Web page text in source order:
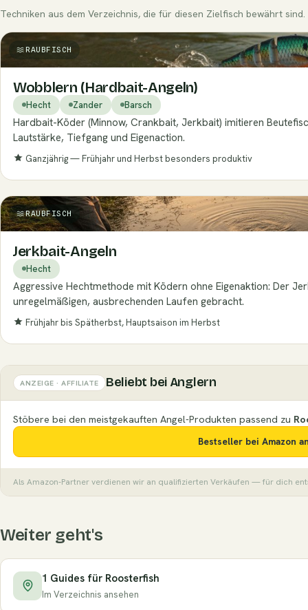
Techniken aus dem Verzeichnis, die für diesen Zielfisch bewährt sind.
RAUBFISCH
Wobblern (Hardbait-Angeln)
Hecht Zander Barsch
Hardbait-Köder (Minnow, Crankbait, Jerkbait) imitieren
Lautstärke, Tiefgang und Eigenaction.
Ganzjährig — Frühjahr und Herbst besonders produktiv
RAUBFISCH
Jerkbait-Angeln
Hecht
Aggressive Hechtmethode mit Ködern ohne Eigenaktion: Der
unregelmäßigen, ausbrechenden Laufen gebracht.
Frühjahr bis Spätherbst, Hauptsaison im Herbst
ANZEIGE · AFFILIATE Beliebt bei Anglern
Stöbere bei den meistgekauften Angel-Produkten passend zu
Bestseller bei Amazon
Als Amazon-Partner verdienen wir an qualifizierten Verkäufen — für dich
Weiter geht's
1 Guides für Roosterfish
Im Verzeichnis ansehen